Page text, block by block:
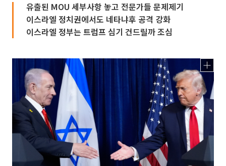
유출된 MOU 세부사항 놓고 전문가들 문제제기
이스라엘 정치권에서도 네타냐후 공격 강화
이스라엘 정부는 트럼프 심기 건드릴까 조심